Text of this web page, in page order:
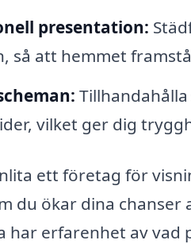
presentation:
så att hemmet
vilket ger dig
ett företag för
du ökar dina
har erfarenhet av vad